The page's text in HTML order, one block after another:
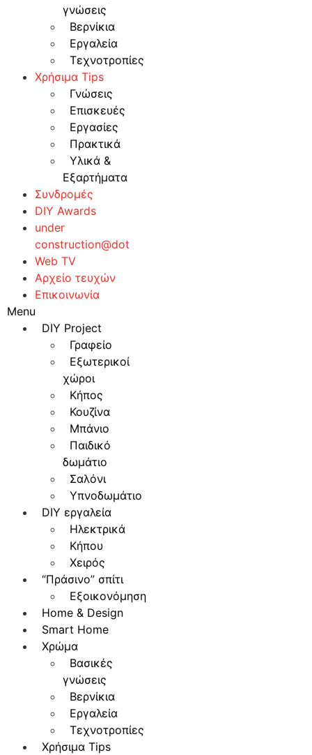
γνώσεις
Βερνίκια
Εργαλεία
Τεχνοτροπίες
Χρήσιμα Tips
Γνώσεις
Επισκευές
Εργασίες
Πρακτικά
Υλικά &
Εξαρτήματα
Συνδρομές
DIY Awards
under
construction@dot
Web TV
Αρχείο τευχών
Επικοινωνία
Menu
DIY Project
Γραφείο
Εξωτερικοί
χώροι
Κήπος
Κουζίνα
Μπάνιο
Παιδικό
δωμάτιο
Σαλόνι
Υπνοδωμάτιο
DIY εργαλεία
Ηλεκτρικά
Κήπου
Χειρός
“Πράσινο” σπίτι
Εξοικονόμηση
Home & Design
Smart Home
Χρώμα
Βασικές
γνώσεις
Βερνίκια
Εργαλεία
Τεχνοτροπίες
Χρήσιμα Tips